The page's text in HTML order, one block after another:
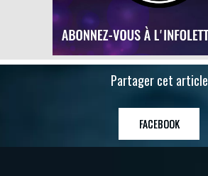
Partager cet article
FACEBOOK